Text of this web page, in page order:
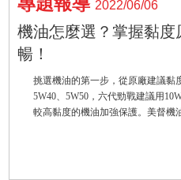
2022/06/06
機油怎麼選？掌握黏
暢！
挑選機油的第一步，從原廠建議黏
5W40、5W50，六代勁戰建議用
較高黏度的機油加強保護。美督機